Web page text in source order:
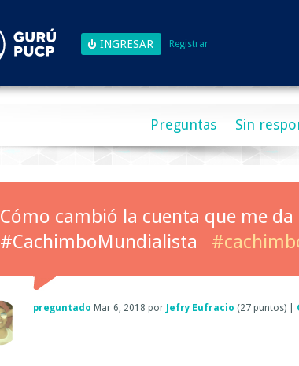
Registrar
Preguntas Sin
Cómo cambió la cuenta que me da
#CachimboMundialista
preguntado Mar 6, 2018 por Jefry Eufracio (27 puntos)